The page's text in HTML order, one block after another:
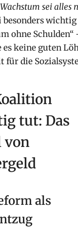
sei alles
besonders wichtig
ohne Schulden“
es keine guten
für die
tut: Das
von
als